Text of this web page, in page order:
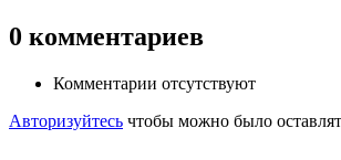
0 комментариев
Комментарии отсутствуют
Авторизуйтесь чтобы можно было